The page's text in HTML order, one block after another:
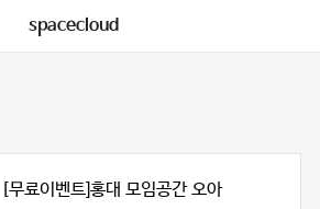
spacecloud
[무료이벤트]홍대 모임공간 오아